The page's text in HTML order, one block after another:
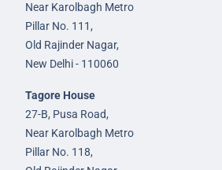
Near Karolbagh Metro
Pillar No. 111,
Old Rajinder Nagar,
New Delhi - 110060
Tagore House
27-B, Pusa Road,
Near Karolbagh Metro
Pillar No. 118,